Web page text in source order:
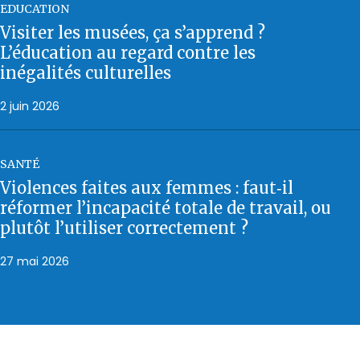
EDUCATION
Visiter les musées, ça s’apprend ?
L’éducation au regard contre les
inégalités culturelles
2 juin 2026
SANTÉ
Violences faites aux femmes : faut‑il
réformer l’incapacité totale de travail, ou
plutôt l’utiliser correctement ?
27 mai 2026